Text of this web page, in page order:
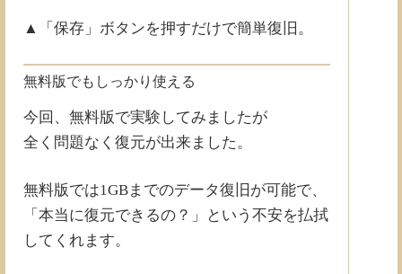
▲「保存」ボタンを押すだけで簡単復旧。
無料版でもしっかり使える
今回、無料版で実験してみましたが
全く問題なく復元が出来ました。
無料版では1GBまでのデータ復旧が可能で、
「本当に復元できるの？」という不安を払拭
してくれます。